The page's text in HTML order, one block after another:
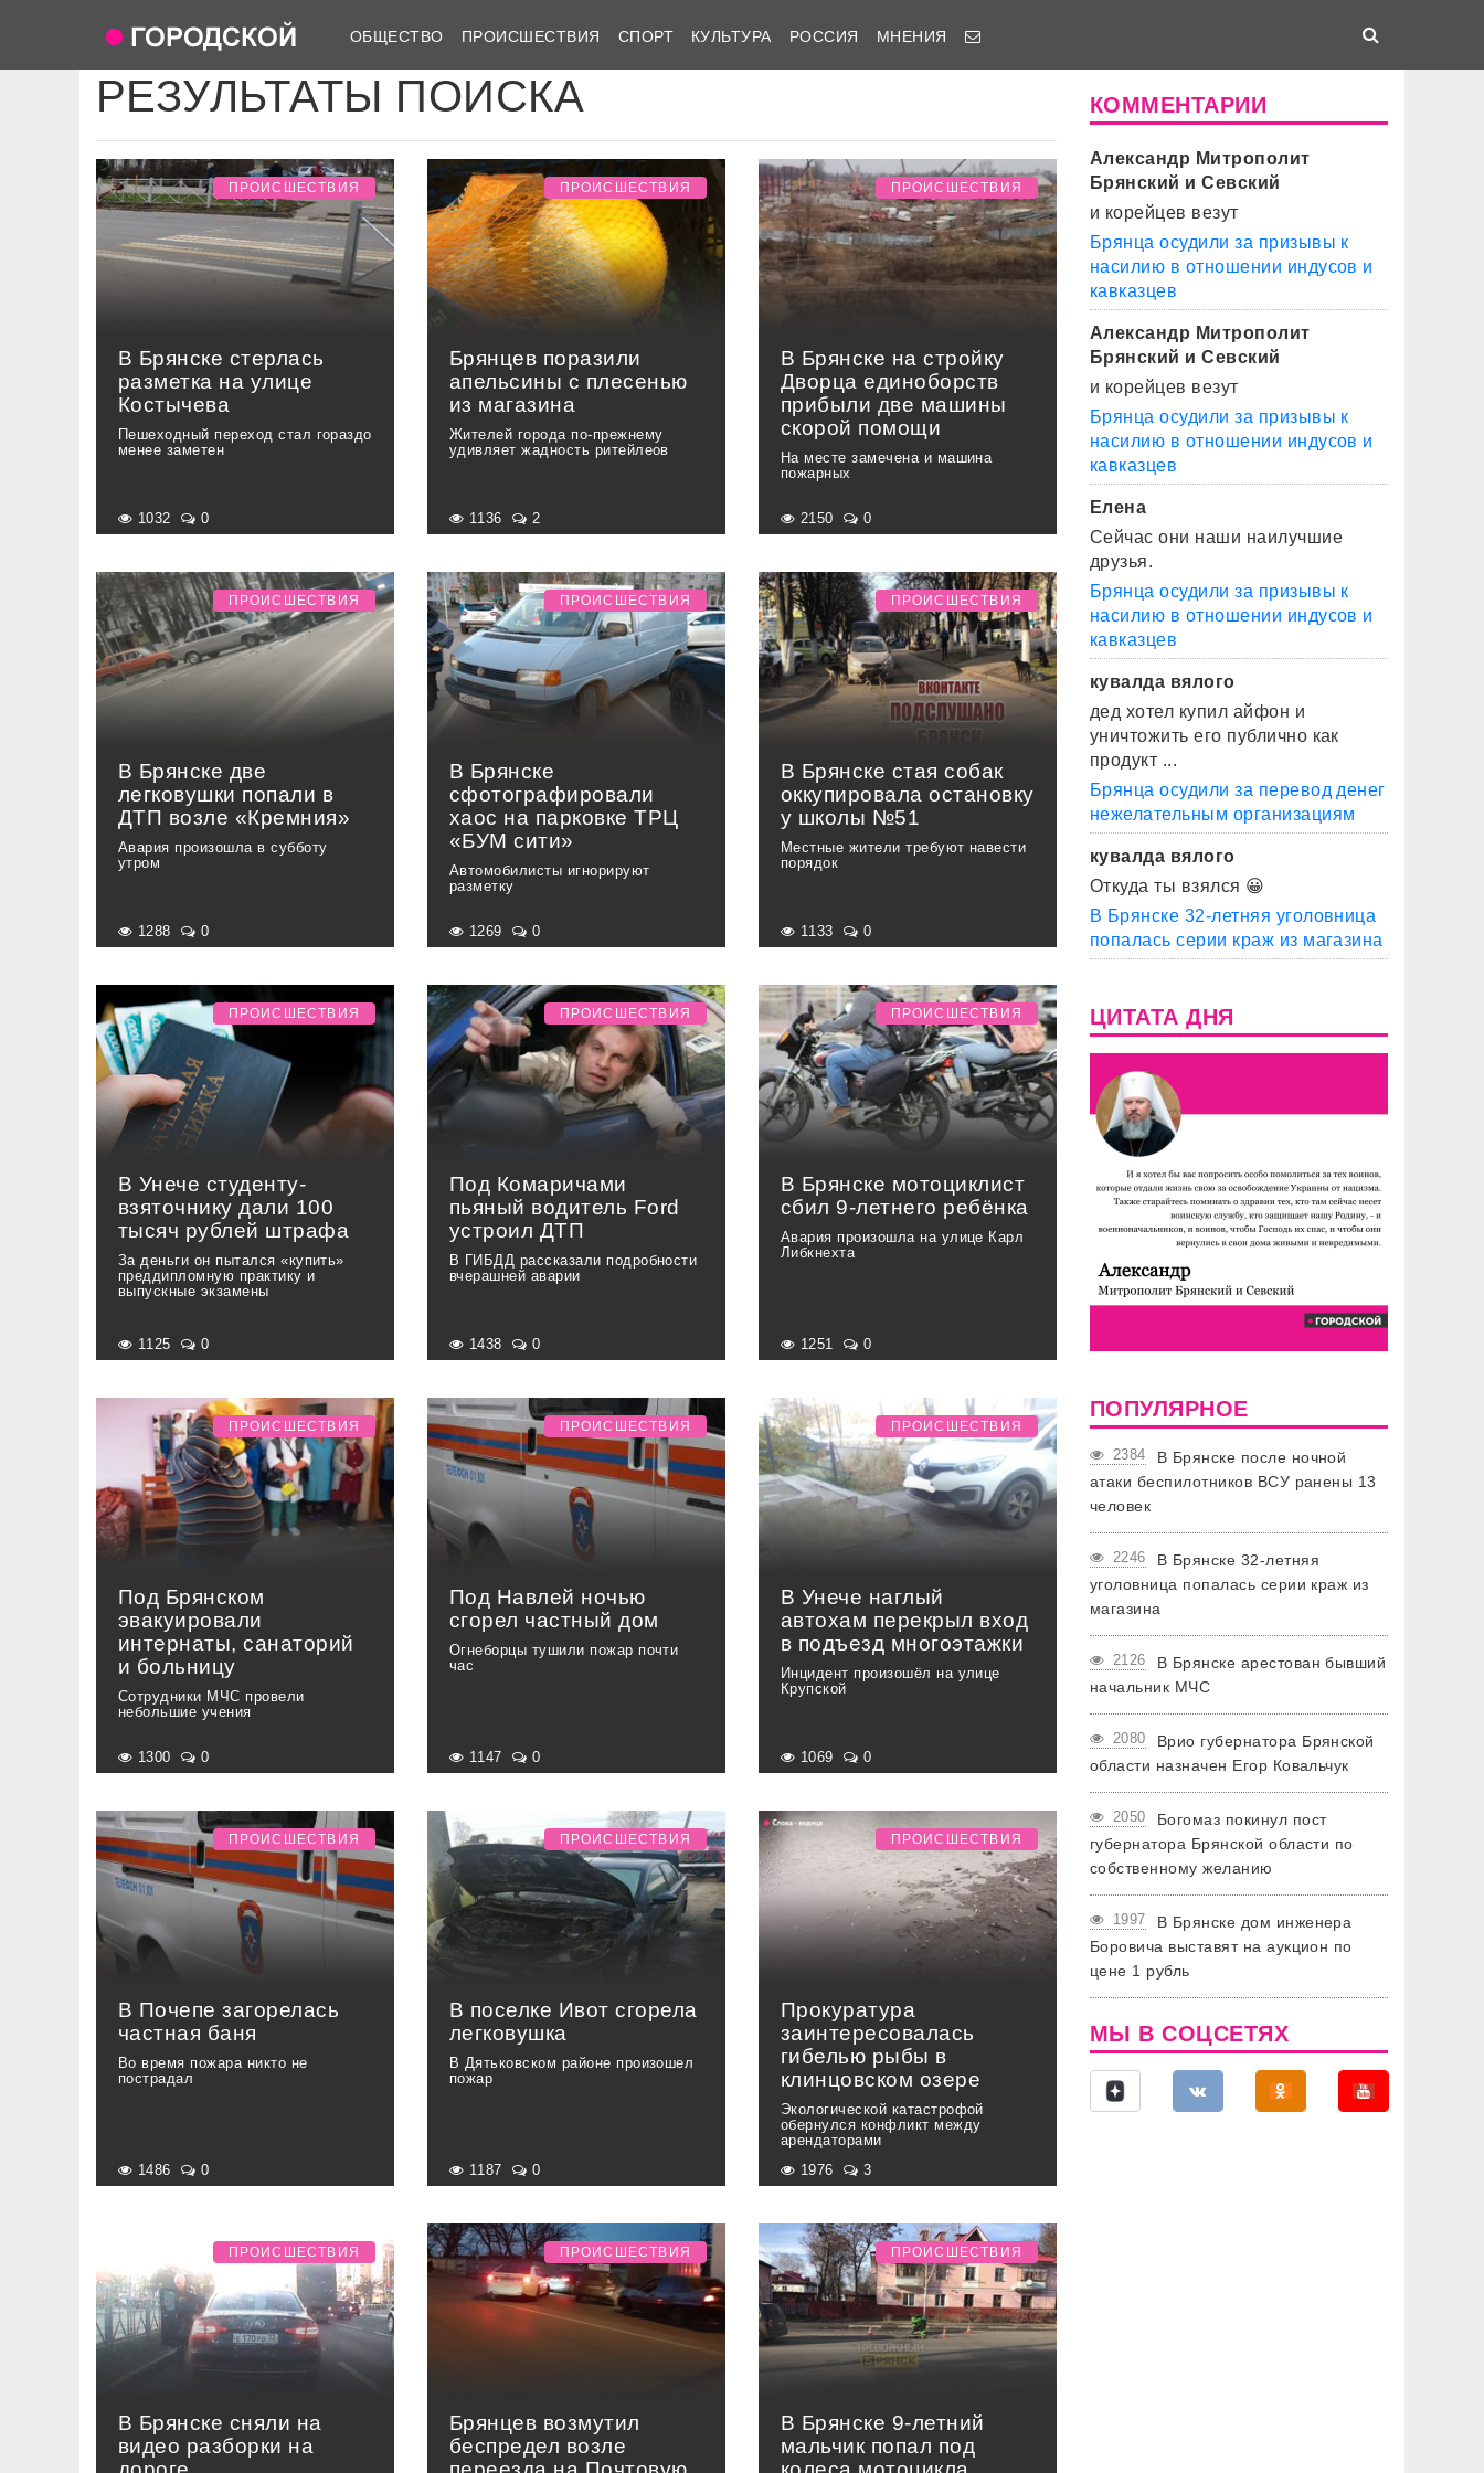
ОБЩЕСТВО ПРОИСШЕСТВИЯ СПОРТ КУЛЬТУРА РОССИЯ МНЕНИЯ
РЕЗУЛЬТАТЫ ПОИСКА
В Брянске стерлась
разметка на улице
Костычева
Пешеходный переход стал гораздо
менее заметен
ПРОИСШЕСТВИЯ
1032 0
Брянцев поразили
апельсины с плесенью
из магазина
Жителей города по-прежнему
удивляет жадность ритейлеов
ПРОИСШЕСТВИЯ
1136 2
В Брянске на стройку
Дворца единоборств
прибыли две машины
скорой помощи
На месте замечена и машина
пожарных
ПРОИСШЕСТВИЯ
2150 0
В Брянске две
легковушки попали в
ДТП возле «Кремния»
Авария произошла в субботу
утром
ПРОИСШЕСТВИЯ
1288 0
В Брянске
сфотографировали
хаос на парковке ТРЦ
«БУМ сити»
Автомобилисты игнорируют
разметку
ПРОИСШЕСТВИЯ
1269 0
В Брянске стая собак
оккупировала остановку
у школы №51
Местные жители требуют навести
порядок
ПРОИСШЕСТВИЯ
1133 0
В Унече студенту-
взяточнику дали 100
тысяч рублей штрафа
За деньги он пытался «купить»
преддипломную практику и
выпускные экзамены
ПРОИСШЕСТВИЯ
1125 0
Под Комаричами
пьяный водитель Ford
устроил ДТП
В ГИБДД рассказали подробности
вчерашней аварии
ПРОИСШЕСТВИЯ
1438 0
В Брянске мотоциклист
сбил 9-летнего ребёнка
Авария произошла на улице Карл
Либкнехта
ПРОИСШЕСТВИЯ
1251 0
Под Брянском
эвакуировали
интернаты, санаторий
и больницу
Сотрудники МЧС провели
небольшие учения
ПРОИСШЕСТВИЯ
1300 0
Под Навлей ночью
сгорел частный дом
Огнеборцы тушили пожар почти
час
ПРОИСШЕСТВИЯ
1147 0
В Унече наглый
автохам перекрыл вход
в подъезд многоэтажки
Инцидент произошёл на улице
Крупской
ПРОИСШЕСТВИЯ
1069 0
В Почепе загорелась
частная баня
Во время пожара никто не
пострадал
ПРОИСШЕСТВИЯ
1486 0
В поселке Ивот сгорела
легковушка
В Дятьковском районе произошел
пожар
ПРОИСШЕСТВИЯ
1187 0
Прокуратура
заинтересовалась
гибелью рыбы в
клинцовском озере
Экологической катастрофой
обернулся конфликт между
арендаторами
ПРОИСШЕСТВИЯ
1976 3
В Брянске сняли на
видео разборки на
ПРОИСШЕСТВИЯ
Брянцев возмутил
беспредел возле
ПРОИСШЕСТВИЯ
В Брянске 9-летний
мальчик попал под
ПРОИСШЕСТВИЯ
КОММЕНТАРИИ
Александр Митрополит
Брянский и Севский
и корейцев везут
Брянца осудили за призывы к
насилию в отношении индусов и
кавказцев
Александр Митрополит
Брянский и Севский
и корейцев везут
Брянца осудили за призывы к
насилию в отношении индусов и
кавказцев
Елена
Сейчас они наши наилучшие
друзья.
Брянца осудили за призывы к
насилию в отношении индусов и
кавказцев
кувалда вялого
дед хотел купил айфон и
уничтожить его публично как
продукт ...
Брянца осудили за перевод денег
нежелательным организациям
кувалда вялого
Откуда ты взялся 😀
В Брянске 32-летняя уголовница
попалась серии краж из магазина
ЦИТАТА ДНЯ
ПОПУЛЯРНОЕ
2384
В Брянске после ночной
атаки беспилотников ВСУ ранены 13
человек
2246
В Брянске 32-летняя
уголовница попалась серии краж из
магазина
2126
В Брянске арестован бывший
начальник МЧС
2080
Врио губернатора Брянской
области назначен Егор Ковальчук
2050
Богомаз покинул пост
губернатора Брянской области по
собственному желанию
1997
В Брянске дом инженера
Боровича выставят на аукцион по
цене 1 рубль
МЫ В СОЦСЕТЯХ